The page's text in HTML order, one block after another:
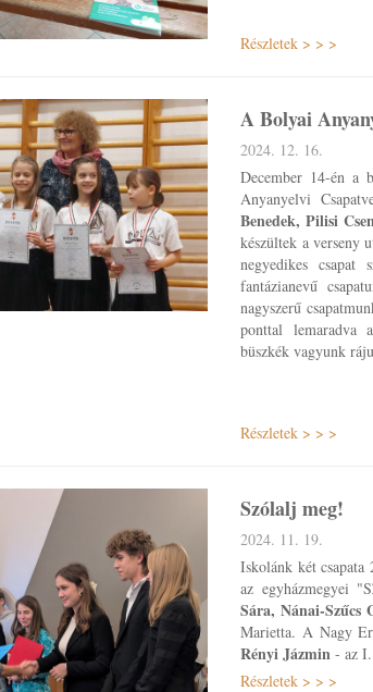
Részletek > > >
A Bolyai
2024. 12. 16.
December 14-én a
Anyanyelvi
Benedek, Pilisi
készültek a verseny
negyedikes csapat
fantázianevű
nagyszerű
ponttal lemaradva
büszkék vagyunk
Részletek > > >
Szólalj meg!
2024. 11. 19.
Iskolánk két
az egyházmegyei
Sára, Nánai-Szűcs
Marietta. A Nagy
Rényi Jázmin - az
Részletek > > >